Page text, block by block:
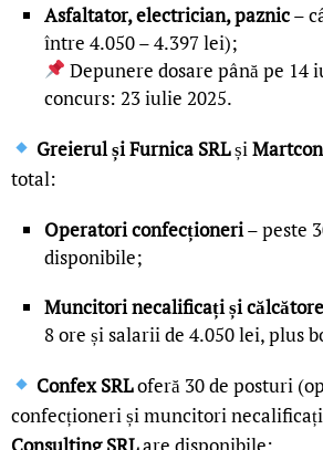
Asfaltator, electrician, paznic–
între 4.050 – 4.397 lei);
Depunere dosare până pe 14
concurs: 23 iulie 2025.
Greierul și Furnica SRLși
total:
Operatori confecționeri– peste
disponibile;
Muncitori necalificați și
8 ore și salarii de 4.050 lei, plus
Confex SRLoferă 30 de posturi
confecționeri și muncitori
Consulting SRLare disponibile: